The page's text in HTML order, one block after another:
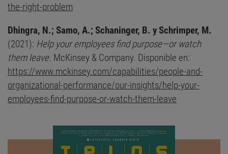
the-right-problem
Dhingra, N.; Samo, A.; Schaninger, B. y Schrimper, M.
(2021): Help your employees find purpose—or watch
them leave. McKinsey & Company. Disponible en:
https://www.mckinsey.com/capabilities/people-and-
organizational-performance/our-insights/help-your-
employees-find-purpose-or-watch-them-leave